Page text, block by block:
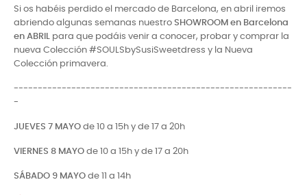
Si os habéis perdido el mercado de Barcelona, en abril iremos
abriendo algunas semanas nuestro SHOWROOM en Barcelona
en ABRIL para que podáis venir a conocer, probar y comprar la
nueva Colección #SOULSbySusiSweetdress y la Nueva
Colección primavera.
----------------------------------------------------------
-
JUEVES 7 MAYO de 10 a 15h y de 17 a 20h
VIERNES 8 MAYO de 10 a 15h y de 17 a 20h
SÁBADO 9 MAYO de 11 a 14h